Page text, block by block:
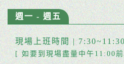
週一 - 週五
現場上班時間 |
[ 如要到現場盡量中午11:00